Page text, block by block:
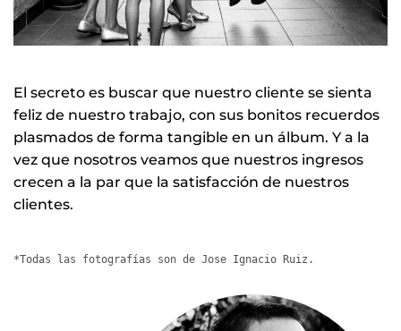
El secreto es buscar que nuestro cliente se sienta
feliz de nuestro trabajo, con sus bonitos recuerdos
plasmados de forma tangible en un álbum. Y a la
vez que nosotros veamos que nuestros ingresos
crecen a la par que la satisfacción de nuestros
clientes.
*Todas las fotografías son de Jose Ignacio Ruiz.